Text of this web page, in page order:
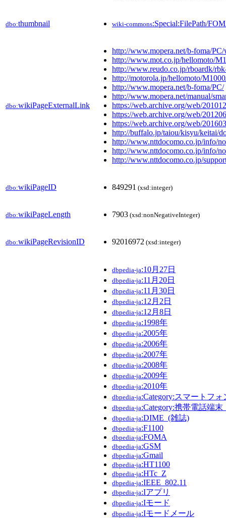
dbo:thumbnail wiki-commons:Special:FilePath/
dbo:wikiPageExternalLink
http://www.mopera.net/b-foma/
http://www.mot.co.jp/hellomoto/
http://www.reudo.co.jp/rboardk/
http://motorola.jp/hellomoto/
http://www.mopera.net/b-foma/PC/
http://www.mopera.net/manual/
https://web.archive.org/web/
https://web.archive.org/web/
https://web.archive.org/web/
http://buffalo.jp/taiou/kisyu/keitai/
http://www.nttdocomo.co.jp/info/
http://www.nttdocomo.co.jp/info/
http://www.nttdocomo.co.jp/
dbo:wikiPageID 849291 (xsd:integer)
dbo:wikiPageLength 7903 (xsd:nonNegativeInteger)
dbo:wikiPageRevisionID 92016972 (xsd:integer)
dbpedia-ja:10月27日
dbpedia-ja:11月20日
dbpedia-ja:11月30日
dbpedia-ja:12月2日
dbpedia-ja:12月8日
dbpedia-ja:1998年
dbpedia-ja:2005年
dbpedia-ja:2006年
dbpedia-ja:2007年
dbpedia-ja:2008年
dbpedia-ja:2009年
dbpedia-ja:2010年
dbpedia-ja:Category:スマートフォ
dbpedia-ja:Category:携帯電話端
dbpedia-ja:DIME_(雑誌)
dbpedia-ja:F1100
dbpedia-ja:FOMA
dbpedia-ja:GSM
dbpedia-ja:Gmail
dbpedia-ja:HT1100
dbpedia-ja:HTc_Z
dbpedia-ja:IEEE_802.11
dbpedia-ja:Iアプリ
dbpedia-ja:Iモード
dbpedia-ja:Iモードメール